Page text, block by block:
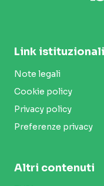
Link istituzionali
Note legali
Cookie policy
Privacy policy
Preferenze privacy
Altri contenuti